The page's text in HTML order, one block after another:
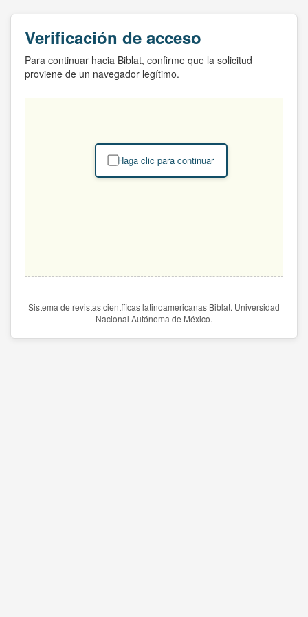
Verificación de acceso
Para continuar hacia Biblat, confirme que la solicitud
proviene de un navegador legítimo.
Haga clic para continuar
Sistema de revistas científicas latinoamericanas Biblat. Universidad
Nacional Autónoma de México.